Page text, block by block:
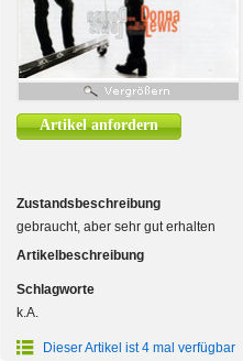
Artikel anfordern
Zustandsbeschreibung
gebraucht, aber sehr gut erhalten
Artikelbeschreibung
Schlagworte
k.A.
Dieser Artikel ist 4 mal verfügbar